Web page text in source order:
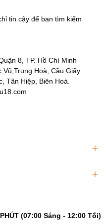
tin cậy để bạn tìm kiếm
8, TP. Hồ Chí Minh
Vũ,Trung Hoà, Cầu Giấy
Tân Hiệp, Biên Hoà.
(07:00 Sáng - 12:00 Tối)